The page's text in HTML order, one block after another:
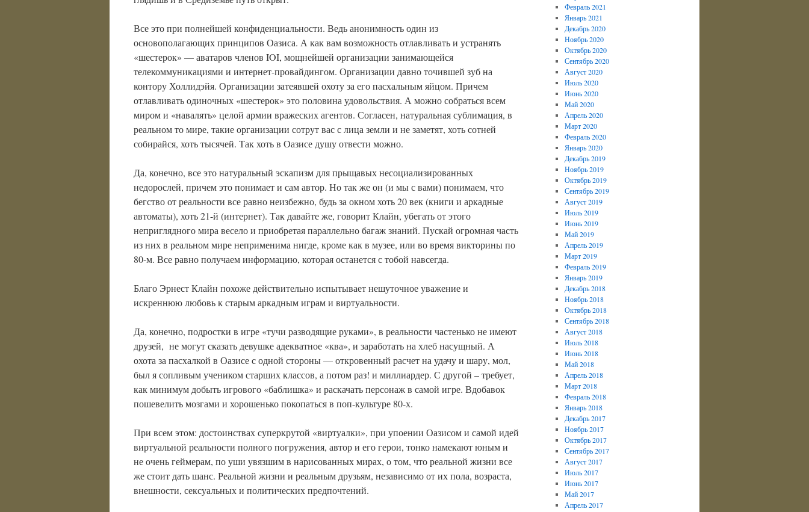
Все это при полнейшей конфиденциальности. Ведь анонимность один из
основополагающих принципов Оазиса. А как вам возможность отлавливать и устранять
«шестерок» — аватаров членов IOI, мощнейшей организации занимающейся
телекоммуникациями и интернет-провайдингом. Организации давно точившей зуб на
контору Холлидэйя. Организации затеявшей охоту за его пасхальным яйцом. Причем
отлавливать одиночных «шестерок» это половина удовольствия. А можно собраться всем
миром и «навалять» целой армии вражеских агентов. Согласен, натуральная сублимация, в
реальном то мире, такие организации сотрут вас с лица земли и не заметят, хоть сотней
собирайся, хоть тысячей. Так хоть в Оазисе душу отвести можно.
Да, конечно, все это натуральный эскапизм для прыщавых несоциализированных
недорослей, причем это понимает и сам автор. Но так же он (и мы с вами) понимаем, что
бегство от реальности все равно неизбежно, будь за окном хоть 20 век (книги и аркадные
автоматы), хоть 21-й (интернет). Так давайте же, говорит Клайн, убегать от этого
неприглядного мира весело и приобретая параллельно багаж знаний. Пускай огромная часть
из них в реальном мире неприменима нигде, кроме как в музее, или во время викторины по
80-м. Все равно получаем информацию, которая останется с тобой навсегда.
Благо Эрнест Клайн похоже действительно испытывает нешуточное уважение и
искреннюю любовь к старым аркадным играм и виртуальности.
Да, конечно, подростки в игре «тучи разводящие руками», в реальности частенько не имеют
друзей, не могут сказать девушке адекватное «ква», и заработать на хлеб насущный. А
охота за пасхалкой в Оазисе с одной стороны — откровенный расчет на удачу и шару, мол,
был я сопливым учеником старших классов, а потом раз! и миллиардер. С другой – требует,
как минимум добыть игрового «баблишка» и раскачать персонаж в самой игре. Вдобавок
пошевелить мозгами и хорошенько покопаться в поп-культуре 80-х.
При всем этом: достоинствах суперкрутой «виртуалки», при упоении Оазисом и самой идей
виртуальной реальности полного погружения, автор и его герои, тонко намекают юным и
не очень геймерам, по уши увязшим в нарисованных мирах, о том, что реальной жизни все
же стоит дать шанс. Реальной жизни и реальным друзьям, независимо от их пола, возраста,
внешности, сексуальных и политических предпочтений.
Февраль 2021
Январь 2021
Декабрь 2020
Ноябрь 2020
Октябрь 2020
Сентябрь 2020
Август 2020
Июль 2020
Июнь 2020
Май 2020
Апрель 2020
Март 2020
Февраль 2020
Январь 2020
Декабрь 2019
Ноябрь 2019
Октябрь 2019
Сентябрь 2019
Август 2019
Июль 2019
Июнь 2019
Май 2019
Апрель 2019
Март 2019
Февраль 2019
Январь 2019
Декабрь 2018
Ноябрь 2018
Октябрь 2018
Сентябрь 2018
Август 2018
Июль 2018
Июнь 2018
Май 2018
Апрель 2018
Март 2018
Февраль 2018
Январь 2018
Декабрь 2017
Ноябрь 2017
Октябрь 2017
Сентябрь 2017
Август 2017
Июль 2017
Июнь 2017
Май 2017
Апрель 2017